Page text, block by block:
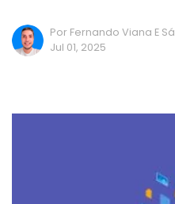
Por Fernando Viana E Sá
Jul 01, 2025